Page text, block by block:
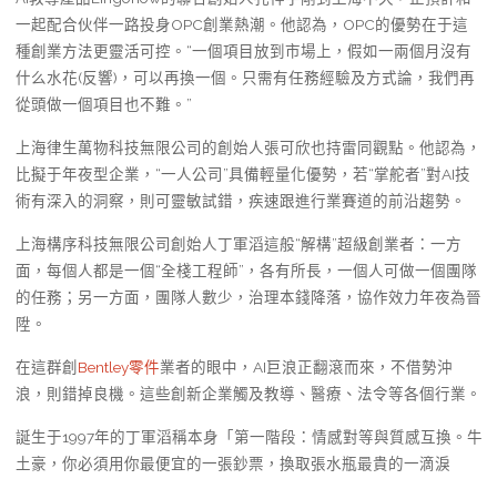
一起配合伙伴一路投身OPC創業熱潮。他認為，OPC的優勢在于這
種創業方法更靈活可控。“一個項目放到市場上，假如一兩個月沒有
什么水花(反響)，可以再換一個。只需有任務經驗及方式論，我們再
從頭做一個項目也不難。”
上海律生萬物科技無限公司的創始人張可欣也持雷同觀點。他認為，
比擬于年夜型企業，“一人公司”具備輕量化優勢，若“掌舵者”對AI技
術有深入的洞察，則可靈敏試錯，疾速跟進行業賽道的前沿趨勢。
上海構序科技無限公司創始人丁軍滔這般“解構”超級創業者：一方
面，每個人都是一個“全棧工程師”，各有所長，一個人可做一個團隊
的任務；另一方面，團隊人數少，治理本錢降落，協作效力年夜為晉
陞。
在這群創 Bentley零件業者的眼中，AI巨浪正翻滾而來，不借勢沖
浪，則錯掉良機。這些創新企業觸及教導、醫療、法令等各個行業。
誕生于1997年的丁軍滔稱本身「第一階段：情感對等與質感互換。牛
土豪，你必須用你最便宜的一張鈔票，換取張水瓶最貴的一滴淚